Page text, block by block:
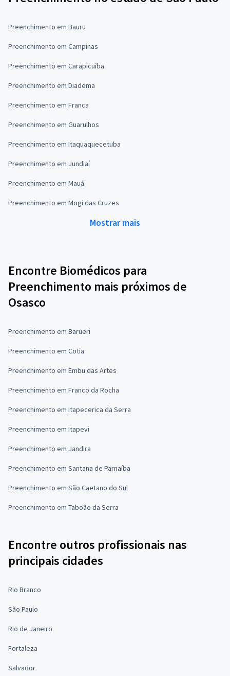
Preenchimento em Bauru
Preenchimento em Campinas
Preenchimento em Carapicuíba
Preenchimento em Diadema
Preenchimento em Franca
Preenchimento em Guarulhos
Preenchimento em Itaquaquecetuba
Preenchimento em Jundiaí
Preenchimento em Mauá
Preenchimento em Mogi das Cruzes
Mostrar mais
Encontre Biomédicos para
Preenchimento mais próximos de
Osasco
Preenchimento em Barueri
Preenchimento em Cotia
Preenchimento em Embu das Artes
Preenchimento em Franco da Rocha
Preenchimento em Itapecerica da Serra
Preenchimento em Itapevi
Preenchimento em Jandira
Preenchimento em Santana de Parnaíba
Preenchimento em São Caetano do Sul
Preenchimento em Taboão da Serra
Encontre outros profissionais nas
principais cidades
Rio Branco
São Paulo
Rio de Janeiro
Fortaleza
Salvador